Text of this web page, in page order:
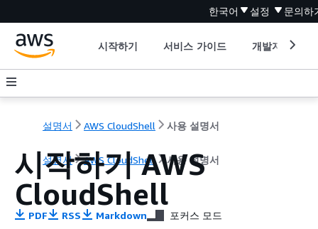
한국어 설정 문의하
시작하기 서비스 가이드 개발자 도구
설명서 AWS CloudShell 사용 설명서
설명서 AWS CloudShell 사용 설명서
시작하기 AWS
CloudShell
PDF RSS Markdown 포커스 모드